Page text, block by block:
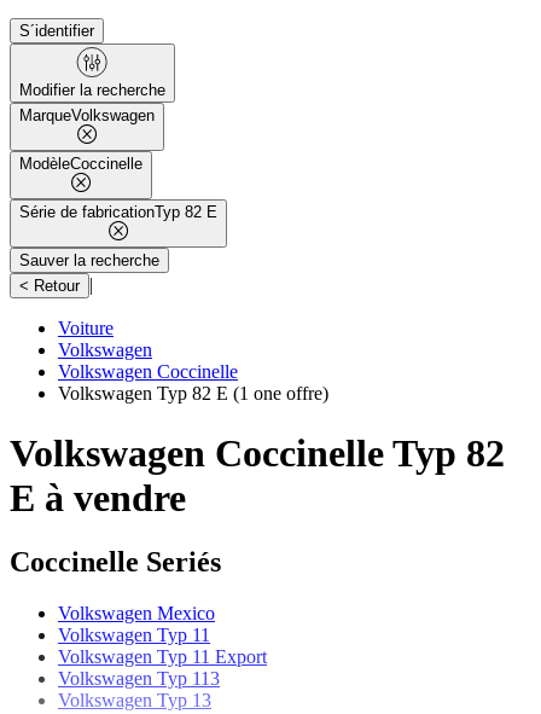
S´identifier
Modifier la recherche
MarqueVolkswagen
ModèleCoccinelle
Série de fabricationTyp 82 E
Sauver la recherche
< Retour |
Voiture
Volkswagen
Volkswagen Coccinelle
Volkswagen Typ 82 E (1 one offre)
Volkswagen Coccinelle Typ 82
E à vendre
Coccinelle Seriés
Volkswagen Mexico
Volkswagen Typ 11
Volkswagen Typ 11 Export
Volkswagen Typ 113
Volkswagen Typ 13